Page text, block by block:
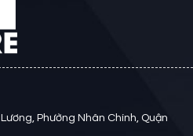
Phường Nhân Chính, Quận